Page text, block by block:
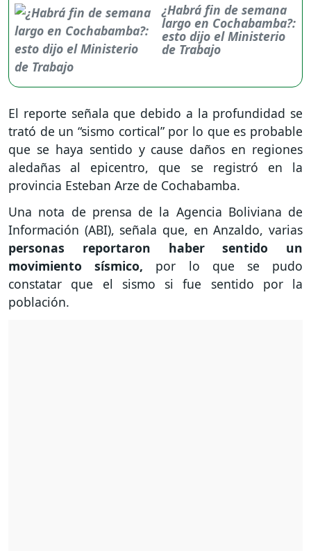
¿Habrá fin de semana
largo en Cochabamba?:
esto dijo el Ministerio
de Trabajo
El reporte señala que debido a la profundidad se
trató de un “sismo cortical” por lo que es probable
que se haya sentido y cause daños en regiones
aledañas al epicentro, que se registró en la
provincia Esteban Arze de Cochabamba.
Una nota de prensa de la Agencia Boliviana de
Información (ABI), señala que, en Anzaldo, varias
personas reportaron haber sentido un
movimiento sísmico, por lo que se pudo
constatar que el sismo si fue sentido por la
población.